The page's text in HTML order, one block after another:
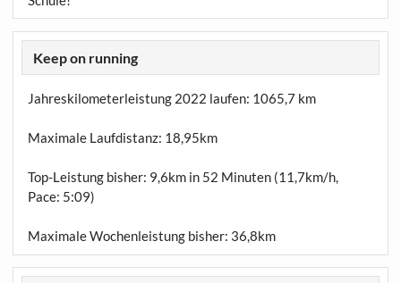
Keep on running
Jahreskilometerleistung 2022 laufen: 1065,7 km
Maximale Laufdistanz: 18,95km
Top-Leistung bisher: 9,6km in 52 Minuten (11,7km/h,
Pace: 5:09)
Maximale Wochenleistung bisher: 36,8km